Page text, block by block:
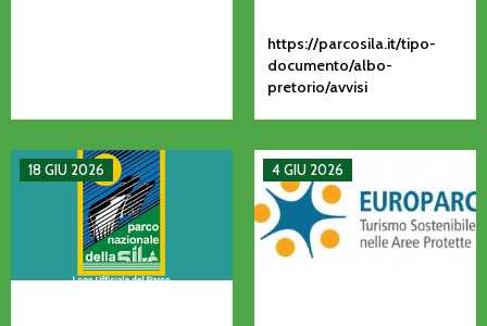
https://parcosila.it/tipo-
documento/albo-
pretorio/avvisi
18 GIU 2026
MANIFESTAZIONE DI INTERESSE PER L’AFFIDAMENTO
4 GIU 2026
La CETS come processo